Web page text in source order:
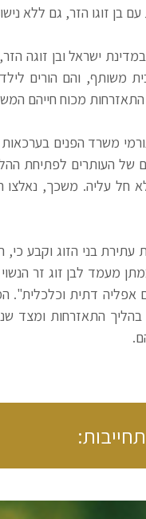
בן זוגו הזר, גם ללא
ישראל ובן זוגה
מכוח חייהם
משרד הפנים בערכאות
העותרים לפתיחת
חל עליה. משכך,
בני הזוג וקבע
מעמד לבן זוג זר
אפליה דתית וכלכלית".
התאזרחות ומצד